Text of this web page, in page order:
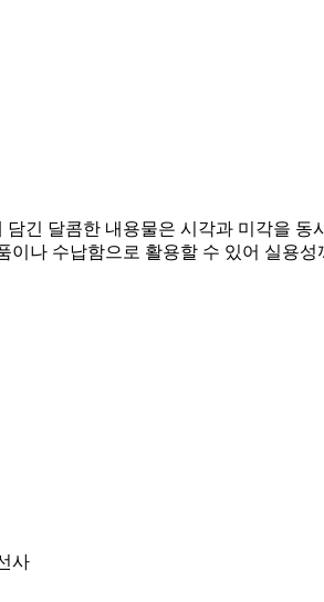
긴 달콤한 내용물은 시각과 미각을 동
나 수납함으로 활용할 수 있어 실용
사